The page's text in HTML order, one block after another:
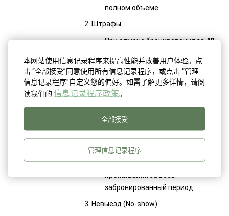
本网站使用信息记录程序来提高性能并改善用户体验。点
击 “全部接受”同意使用所有信息记录程序，或点击 “管理
信息记录程序”自定义您的偏好。如需了解更多详情，请阅
读我们的 信息记录程序政策。
全部接受
管理信息记录程序
полном объеме.
2. Штрафы
При отмене бронирования за48
взимается штраф в размере
100% от стоимости проживания
за весь забронированный
При отмене бронирования за
25.12.2025 до 05.01.2026до даты
заезда взимается штраф в
размере100% от стоимости
проживания за весь
забронированный период.
3. Невыезд (No-show)